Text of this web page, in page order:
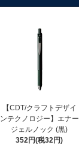
【CDT/クラフトデザイ
ンテクノロジー】エナー
ジェルノック (黒)
352円(税32円)